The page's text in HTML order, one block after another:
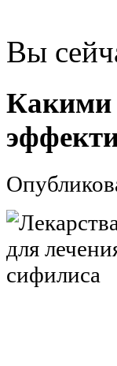
Вы
Какими